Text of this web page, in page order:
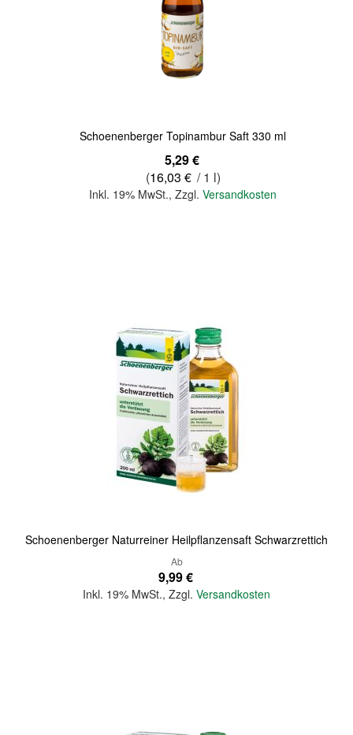
Schoenenberger Topinambur Saft 330 ml
5,29 €
(16,03 € / 1 l)
Inkl. 19% MwSt.,Zzgl.Versandkosten
Schoenenberger Naturreiner Heilpflanzensaft Schwarzrettich
Ab
9,99 €
Inkl. 19% MwSt., Zzgl. Versandkosten